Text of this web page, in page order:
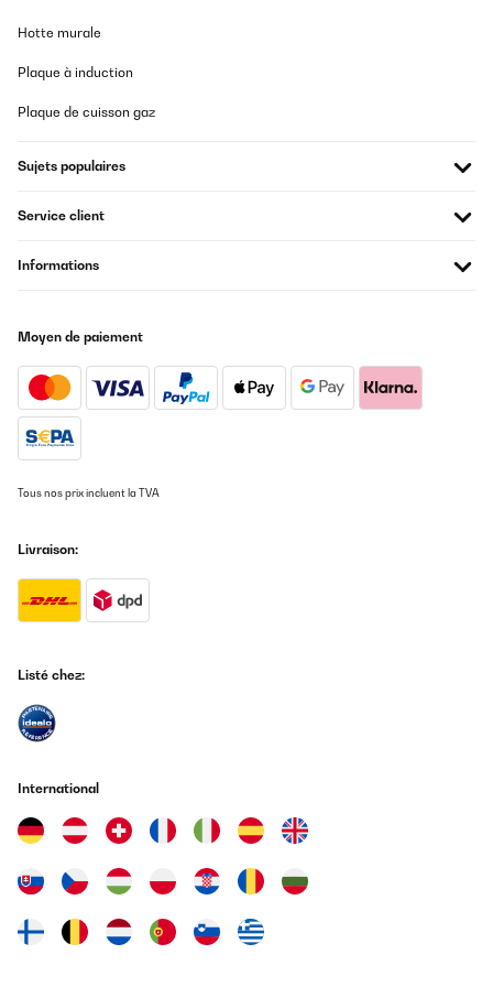
Hotte murale
Plaque à induction
Plaque de cuisson gaz
Sujets populaires
Service client
Informations
Moyen de paiement
Tous nos prix incluent la TVA
Livraison:
Listé chez:
International